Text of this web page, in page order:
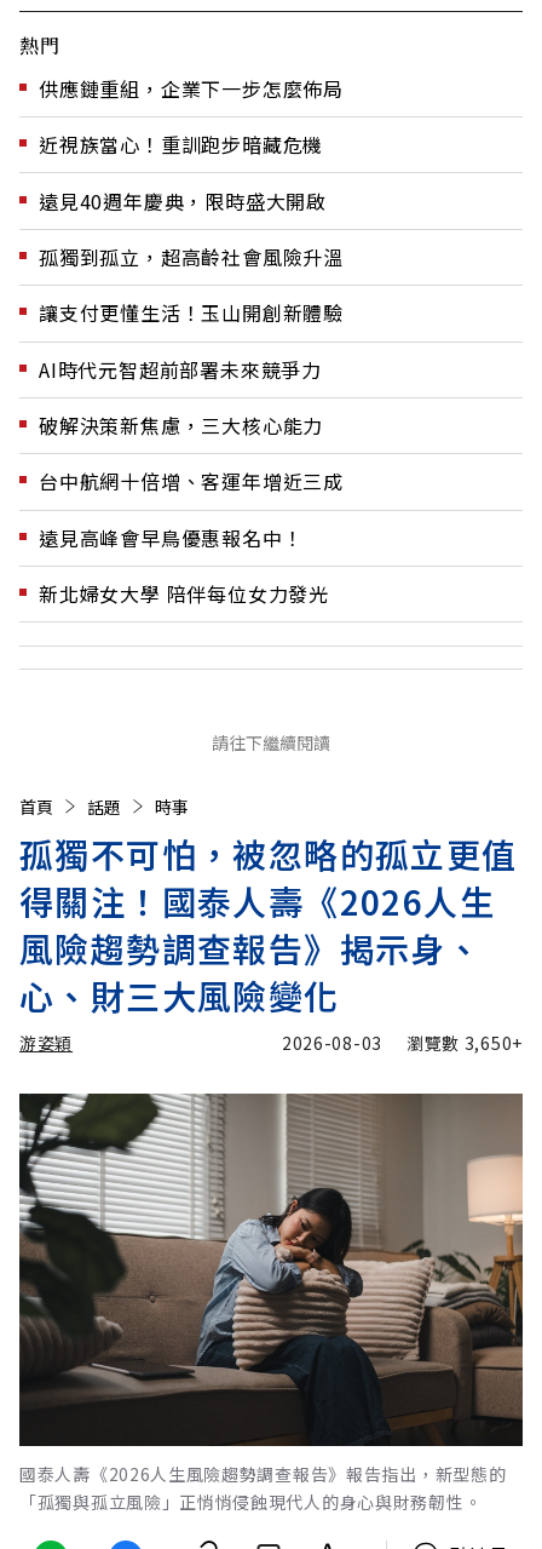
熱門
供應鏈重組，企業下一步怎麼佈局
近視族當心！重訓跑步暗藏危機
遠見40週年慶典，限時盛大開啟
孤獨到孤立，超高齡社會風險升溫
讓支付更懂生活！玉山開創新體驗
AI時代元智超前部署未來競爭力
破解決策新焦慮，三大核心能力
台中航網十倍增、客運年增近三成
遠見高峰會早鳥優惠報名中！
新北婦女大學 陪伴每位女力發光
請往下繼續閱讀
首頁 話題 時事
孤獨不可怕，被忽略的孤立更值
得關注！國泰人壽《2026人生
風險趨勢調查報告》揭示身、
心、財三大風險變化
游姿穎 2026-08-03 瀏覽數 3,650+
國泰人壽《2026人生風險趨勢調查報告》報告指出，新型態的
「孤獨與孤立風險」正悄悄侵蝕現代人的身心與財務韌性。